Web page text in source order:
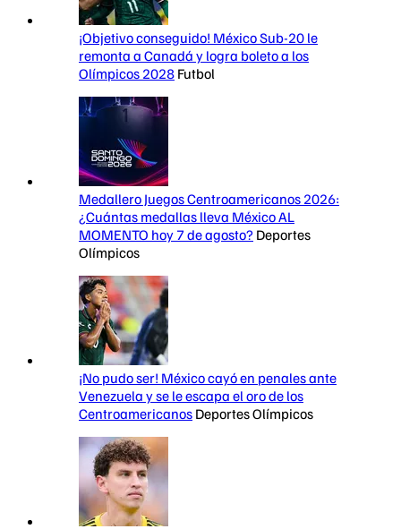
¡Objetivo conseguido! México Sub-20 le
remonta a Canadá y logra boleto a los
Olímpicos 2028 Futbol
Medallero Juegos Centroamericanos 2026:
¿Cuántas medallas lleva México AL
MOMENTO hoy 7 de agosto? Deportes
Olímpicos
¡No pudo ser! México cayó en penales ante
Venezuela y se le escapa el oro de los
Centroamericanos Deportes Olímpicos